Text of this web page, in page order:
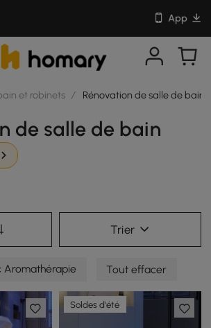
App
et robinets / Rénovation de salle de bain
de salle de bain
Trier
Aromathérapie Tout effacer
Soldes d'été